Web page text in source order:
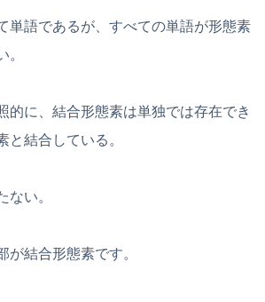
単語であるが、すべての単語が形態素
。
的に、結合形態素は単独では存在でき
と結合している。
ない。
が結合形態素です。